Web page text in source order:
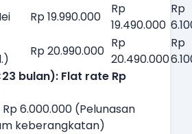
Rp 19.990.000
Rp
19.490.000
Rp
Rp 20.990.000
Rp
20.490.000
Rp
bulan): Flat rate Rp
Rp 6.000.000 (Pelunasan
keberangkatan)